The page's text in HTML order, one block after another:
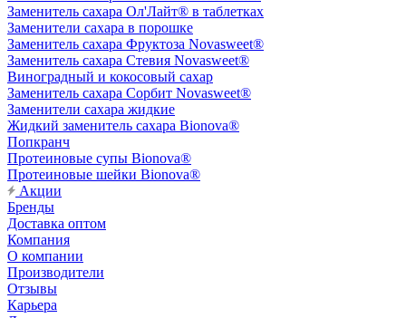
Заменитель сахара Ол'Лайт® в таблетках
Заменители сахара в порошке
Заменитель сахара Фруктоза Novasweet®
Заменитель сахара Стевия Novasweet®
Виноградный и кокосовый сахар
Заменитель сахара Сорбит Novasweet®
Заменители сахара жидкие
Жидкий заменитель сахара Bionova®
Попкранч
Протеиновые супы Bionova®
Протеиновые шейки Bionova®
Акции
Бренды
Доставка оптом
Компания
О компании
Производители
Отзывы
Карьера